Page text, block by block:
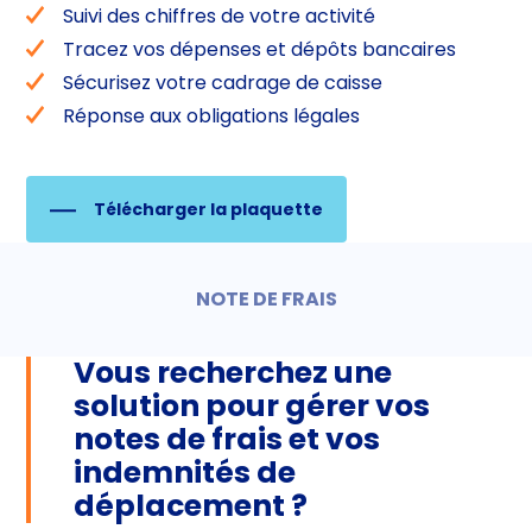
Suivi des chiffres de votre activité
Tracez vos dépenses et dépôts bancaires
Sécurisez votre cadrage de caisse
Réponse aux obligations légales
Télécharger la plaquette
NOTE DE FRAIS
Vous recherchez une
solution pour gérer vos
notes de frais et vos
indemnités de
déplacement ?